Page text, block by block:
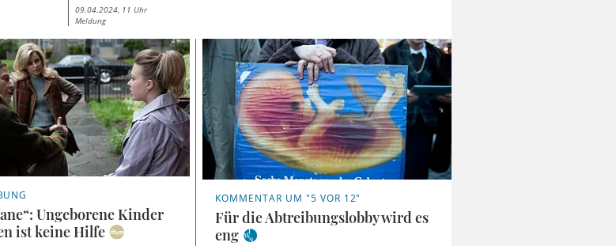
09.04.2024, 11 Uhr
Meldung
Ungeborene Kinder
ist keine Hilfe
KOMMENTAR UM "5 VOR 12"
Für die Abtreibungslobby wird es
eng